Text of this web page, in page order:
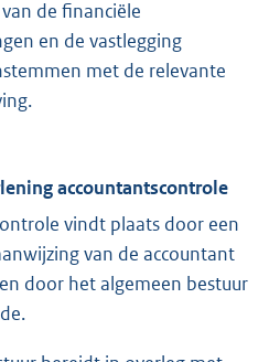
de financiële
en de vastlegging
met de relevante
accountantscontrole
vindt plaats door een
van de accountant
door het algemeen bestuur